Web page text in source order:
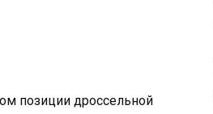
позиции дроссельной